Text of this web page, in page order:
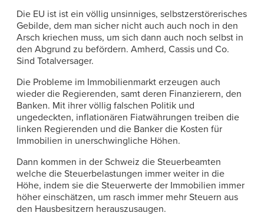
Die EU ist ist ein völlig unsinniges, selbstzerstörerisches
Gebilde, dem man sicher nicht auch auch noch in den
Arsch kriechen muss, um sich dann auch noch selbst in
den Abgrund zu befördern. Amherd, Cassis und Co.
Sind Totalversager.
Die Probleme im Immobilienmarkt erzeugen auch
wieder die Regierenden, samt deren Finanzierern, den
Banken. Mit ihrer völlig falschen Politik und
ungedeckten, inflationären Fiatwährungen treiben die
linken Regierenden und die Banker die Kosten für
Immobilien in unerschwingliche Höhen.
Dann kommen in der Schweiz die Steuerbeamten
welche die Steuerbelastungen immer weiter in die
Höhe, indem sie die Steuerwerte der Immobilien immer
höher einschätzen, um rasch immer mehr Steuern aus
den Hausbesitzern herauszusaugen.